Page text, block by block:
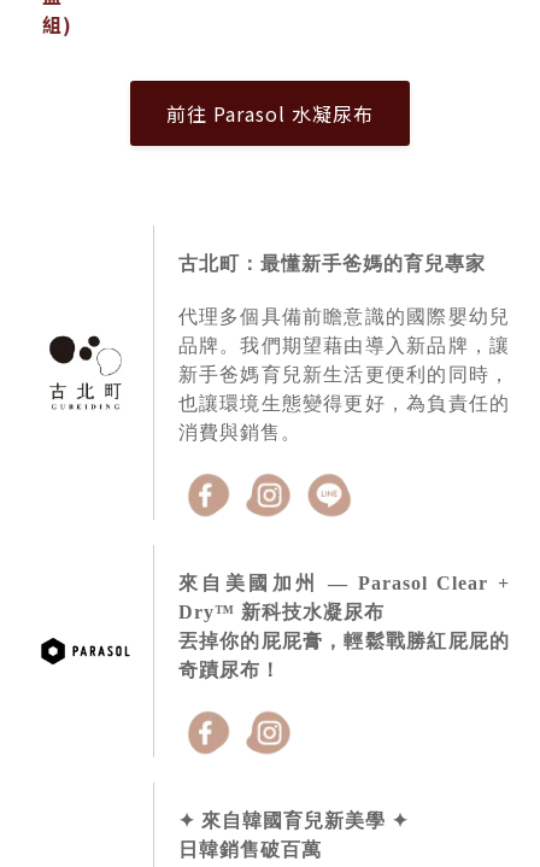
前往 Parasol 水凝尿布
古北町：最懂新手爸媽的育兒專家
代理多個具備前瞻意識的國際嬰幼兒
品牌。我們期望藉由導入新品牌，讓
新手爸媽育兒新生活更便利的同時，
也讓環境生態變得更好，為負責任的
消費與銷售。
來自美國加州 — Parasol Clear +
Dry™ 新科技水凝尿布
丟掉你的屁屁膏，輕鬆戰勝紅屁屁的
奇蹟尿布！
✦ 來自韓國育兒新美學 ✦
日韓銷售破百萬